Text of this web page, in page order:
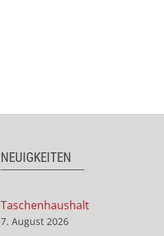
NEUIGKEITEN
Taschenhaushalt
7. August 2026